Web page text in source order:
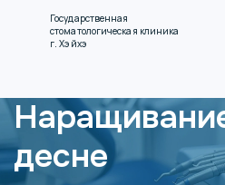
Государственная
стоматологическая клиника
г. Хэйхэ
десне